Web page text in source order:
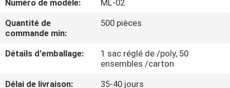
CONTRÔLE
DE
Numéro de modèle:
ML-02
Quantité de
commande min:
500 pièces
Détails d'emballage:
1 sac réglé de /poly, 50
ensembles /carton
Délai de livraison:
35-40 jours